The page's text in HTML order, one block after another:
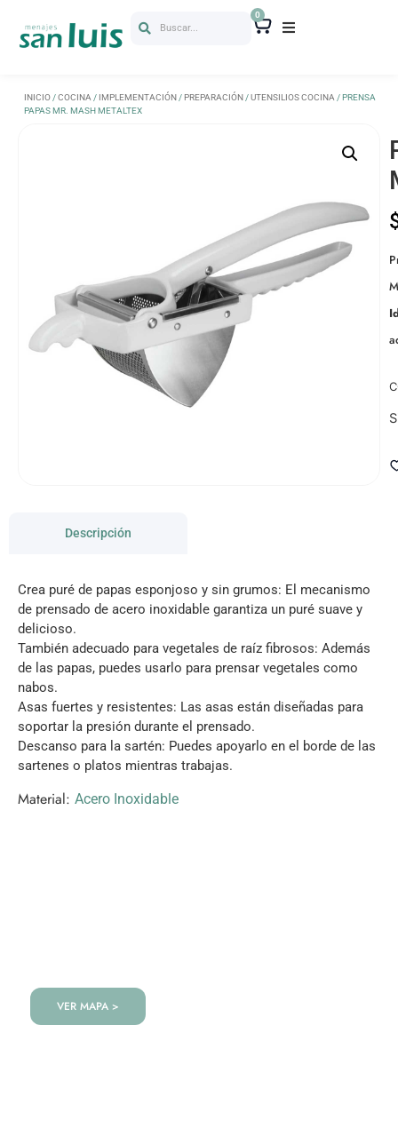
Buscar...
0
INICIO /COCINA / IMPLEMENTACIÓN /PREPARACIÓN /UTENSILIOS COCINA / PRENSA
PAPAS MR. MASH METALTEX
Descripción
Crea puré de papas esponjoso y sin grumos: El mecanismo
de prensado de acero inoxidable garantiza un puré suave y
delicioso.
También adecuado para vegetales de raíz fibrosos: Además
de las papas, puedes usarlo para prensar vegetales como
nabos.
Asas fuertes y resistentes: Las asas están diseñadas para
soportar la presión durante el prensado.
Descanso para la sartén: Puedes apoyarlo en el borde de las
sartenes o platos mientras trabajas.
Material: Acero Inoxidable
VER MAPA >